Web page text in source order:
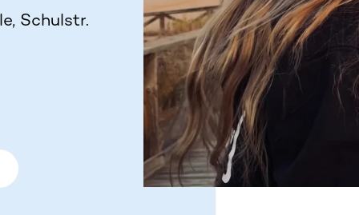
Schulstr.